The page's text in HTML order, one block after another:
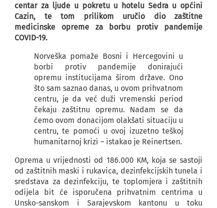
centar za ljude u pokretu u hotelu Sedra u općini
Cazin, te tom prilikom uručio dio zaštitne
medicinske opreme za borbu protiv pandemije
COVID-19.
Norveška pomaže Bosni i Hercegovini u
borbi protiv pandemije donirajući
opremu institucijama širom države. Ono
što sam saznao danas, u ovom prihvatnom
centru, je da već duži vremenski period
čekaju zaštitnu opremu. Nadam se da
ćemo ovom donacijom olakšati situaciju u
centru, te pomoći u ovoj izuzetno teškoj
humanitarnoj krizi – istakao je Reinertsen.
Oprema u vrijednosti od 186.000 KM, koja se sastoji
od zaštitnih maski i rukavica, dezinfekcijskih tunela i
sredstava za dezinfekciju, te toplomjera i zaštitnih
odijela bit će isporučena prihvatnim centrima u
Unsko-sanskom i Sarajevskom kantonu u toku